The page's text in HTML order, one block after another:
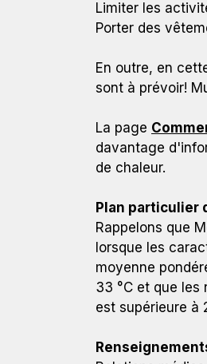
Limiter les
Porter des
En outre, en
sont à prévoir!
La page
davantage
de chaleur.
Plan particulier
Rappelons que
lorsque les
moyenne
33 °C et que les
est supérieure à